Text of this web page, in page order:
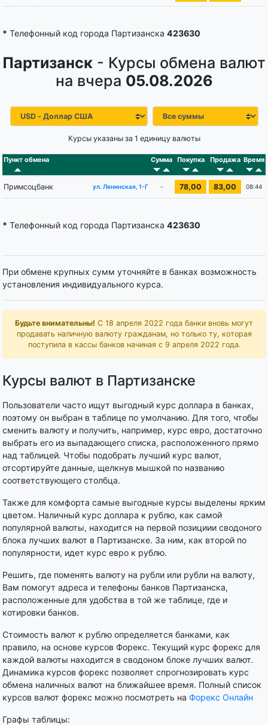
* Телефонный код города Партизанска 423630
Партизанск - Курсы обмена валют
на вчера 05.08.2026
Курсы указаны за 1 единицу валюты
Пункт обмена Сумма Покупка Продажа Время
Примсоцбанк ул. Ленинская, 1-Г - 78,00 83,00 08:44
* Телефонный код города Партизанска 423630
При обмене крупных сумм уточняйте в банках возможность
установления индивидуального курса.
Будьте внимательны! С 18 апреля 2022 года банки вновь могут
продавать наличную валюту гражданам, но только ту, которая
поступила в кассы банков начиная с 9 апреля 2022 года.
Курсы валют в Партизанске
Пользователи часто ищут выгодный курс доллара в банках,
поэтому он выбран в таблице по умолчанию. Для того, чтобы
сменить валюту и получить, например, курс евро, достаточно
выбрать его из выпадающего списка, расположенного прямо
над таблицей. Чтобы подобрать лучший курс валют,
отсортируйте данные, щелкнув мышкой по названию
соответствующего столбца.
Также для комфорта самые выгодные курсы выделены ярким
цветом. Наличный курс доллара к рублю, как самой
популярной валюты, находится на первой позициии сводоного
блока лучших валют в Партизанске. За ним, как второй по
популярности, идет курс евро к рублю.
Решить, где поменять валюту на рубли или рубли на валюту,
Вам помогут адреса и телефоны банков Партизанска,
расположенные для удобства в той же таблице, где и
котировки банков.
Стоимость валют к рублю определяется банками, как
правило, на основе курсов Форекс. Текущий курс форекс для
каждой валюты находится в сводоном блоке лучших валют.
Динамика курсов форекс позволяет спрогнозировать курс
обмена наличных валют на ближайшее время. Полный список
курсов валют форекс можно посмотреть на Форекс Онлайн
Графы таблицы: